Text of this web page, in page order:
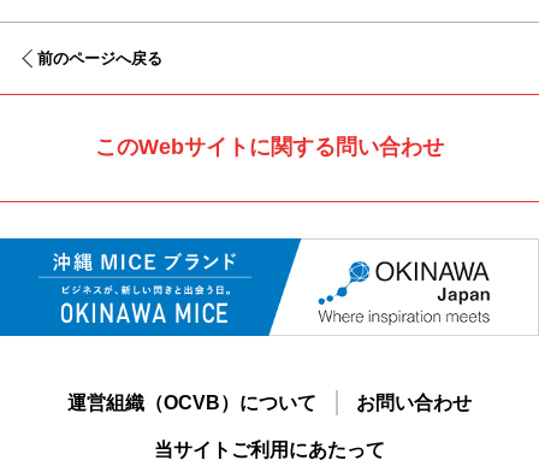
前のページへ戻る
このWebサイトに関する問い合わせ
運営組織（OCVB）について お問い合わせ
当サイトご利用にあたって